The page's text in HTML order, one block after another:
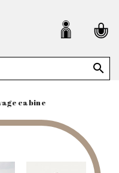

cabine